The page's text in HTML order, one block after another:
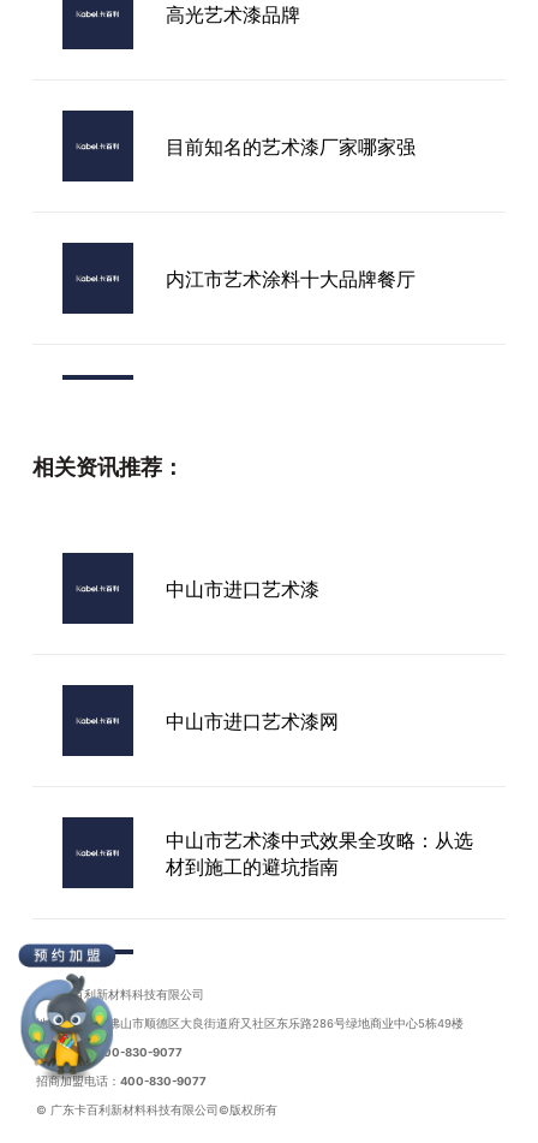
高光艺术漆品牌
目前知名的艺术漆厂家哪家强
内江市艺术涂料十大品牌餐厅
相关资讯推荐：
中山市进口艺术漆
中山市进口艺术漆网
中山市艺术漆中式效果全攻略：从选
材到施工的避坑指南
择靠谱品牌实现创业成功
2023中山市装修艺术漆多少钱一平
广东卡百利新材料科技有限公司
地址：广东省佛山市顺德区大良街道府又社区东乐路286号绿地商业中心5栋49楼
联系电话：400-830-9077
招商加盟电话： 400-830-9077
© 广东卡百利新材料科技有限公司©版权所有